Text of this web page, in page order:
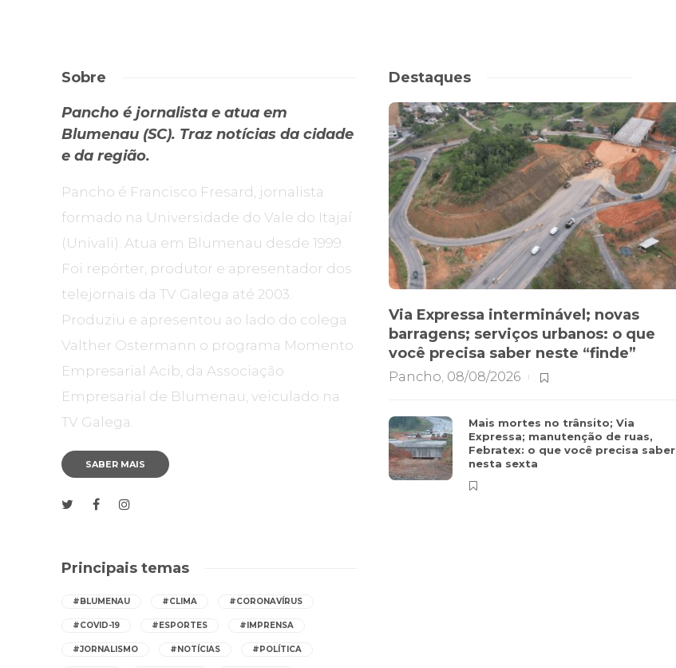
Sobre
Pancho é jornalista e atua em
Blumenau (SC). Traz notícias da cidade
e da região.
Pancho é Francisco Fresard, jornalista
formado na Universidade do Vale do Itajaí
(Univali). Atua em Blumenau desde 1999.
Foi repórter, produtor e apresentador dos
telejornais da TV Galega até 2003.
Produziu e apresentou ao lado do colega
Valther Ostermann o programa Momento
Empresarial Acib, da Associação
Empresarial de Blumenau, veiculado na
TV Galega.
SABER MAIS
Principais temas
#BLUMENAU #CLIMA #CORONAVÍRUS
#COVID-19 #ESPORTES #IMPRENSA
#JORNALISMO #NOTÍCIAS #POLÍTICA
Destaques
Via Expressa interminável; novas
barragens; serviços urbanos: o que
você precisa saber neste “finde”
Pancho 08/08/2026
Mais mortes no trânsito; Via
Expressa; manutenção de ruas,
Febratex: o que você precisa saber
nesta sexta